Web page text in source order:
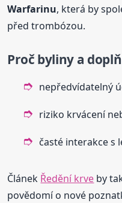
Warfarinu, která by
před trombózou.
Proč byliny a
nepředvídatelný
riziko krvácení
časté interakce s
Článek Ředění krve by
povědomí o nové